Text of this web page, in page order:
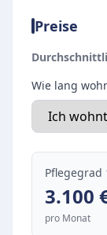
wohlfühlen
auf einer
und die
ist.
Die
den
Preise
Wie lang
Pflegegrad
3.100
pro Monat